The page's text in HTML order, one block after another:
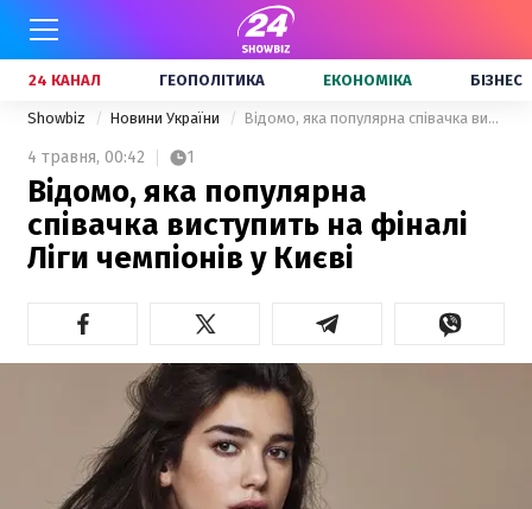
24 КАНАЛ ГЕОПОЛІТИКА ЕКОНОМІКА БІЗНЕС
Showbiz Новини України Відомо, яка популярна співачка виступить на фіналі Ліги чемпіонів у Києві
4 травня, 00:42 1
Відомо, яка популярна
співачка виступить на фіналі
Ліги чемпіонів у Києві